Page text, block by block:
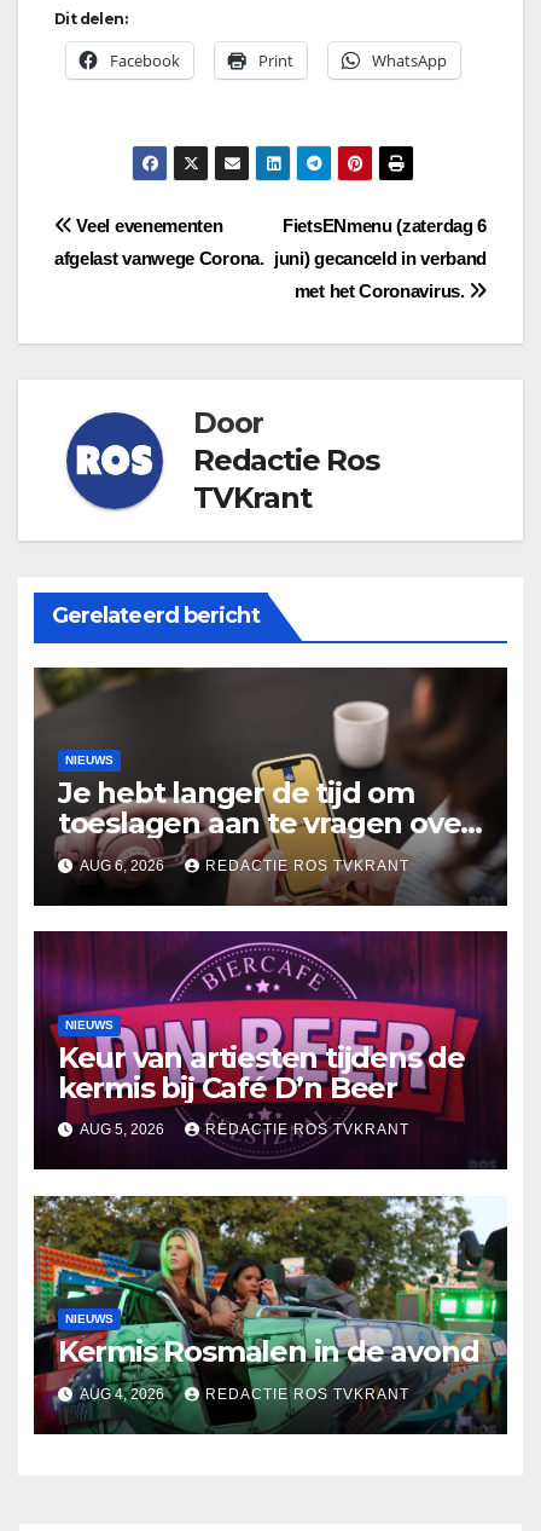
Dit delen:
Facebook Print WhatsApp
Bericht
navigatie
FietsENmenu (zaterdag 6
juni) gecanceld in verband
met het Coronavirus.
Veel evenementen
afgelast vanwege Corona.
Door
Redactie Ros
TVKrant
Gerelateerd bericht
NIEUWS
Je hebt langer de tijd om
toeslagen aan te vragen over
2025
AUG 6, 2026 REDACTIE ROS TVKRANT
NIEUWS
Keur van artiesten tijdens de
kermis bij Café D’n Beer
AUG 5, 2026 REDACTIE ROS TVKRANT
NIEUWS
Kermis Rosmalen in de avond
AUG 4, 2026 REDACTIE ROS TVKRANT